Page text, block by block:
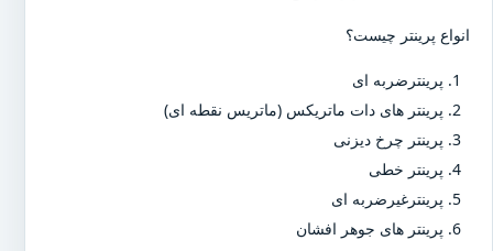
انواع پرینتر چیست؟
پرینترضربه ای
پرینتر های دات ماتریکس (ماتریس نقطه ای)
پرینتر چرخ دیزنی
پرینتر خطی
پرینترغیرضربه ای
پرینتر های جوهر افشان